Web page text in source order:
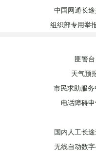
中国网通长
组织部专用举
匪警
天气预
市民求助服
电话障碍
国内人工长
无线自动数